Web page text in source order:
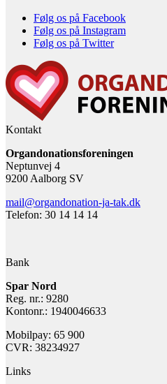
Følg os på Facebook
Følg os på Instagram
Følg os på Twitter
Kontakt
Organdonationsforeningen
Neptunvej 4
9200 Aalborg SV
mail@organdonation-ja-tak.dk
Telefon: 30 14 14 14
Bank
Spar Nord
Reg. nr.: 9280
Kontonr.: 1940046633
Mobilpay: 65 900
CVR: 38234927
Links